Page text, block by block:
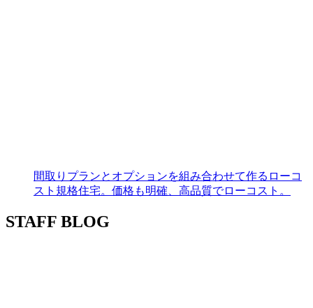
間取りプランとオプションを組み合わせて作るローコ
スト規格住宅。価格も明確、高品質でローコスト。
STAFF BLOG